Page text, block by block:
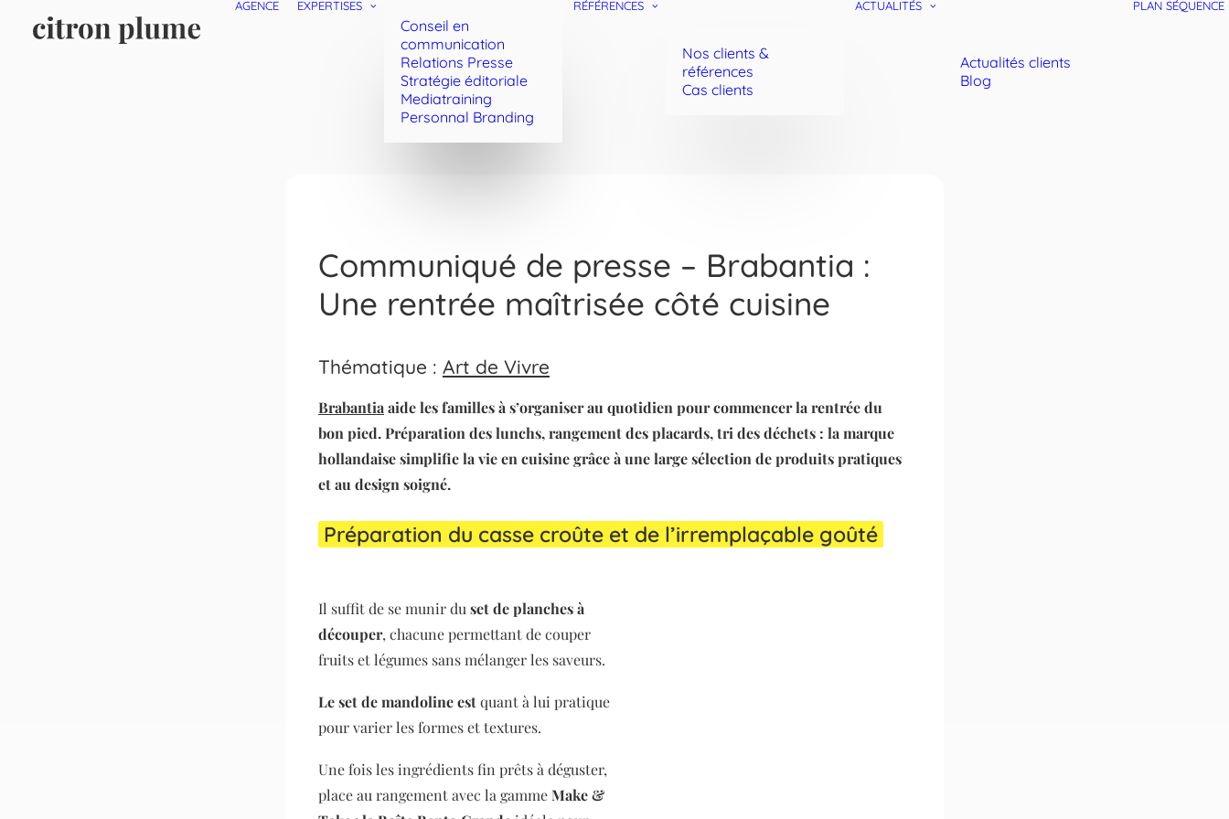
AGENCE EXPERTISES
Conseil en
communication
Relations Presse
Stratégie éditoriale
Mediatraining
Personnal Branding
RÉFÉRENCES
Nos clients &
références
Cas clients
ACTUALITÉS
Actualités clients
Blog
PLAN SÉQUENCE
Communiqué de presse – Brabantia :
Une rentrée maîtrisée côté cuisine
Thématique : Art de Vivre
Brabantiaaide les familles à s’organiser au quotidien pour commencer la rentrée du
bon pied. Préparation des lunchs, rangement des placards, tri des déchets : la marque
hollandaise simplifie la vie en cuisine grâce à une large sélection de produits pratiques
et au design soigné.
Préparation du casse croûte et de l’irremplaçable goûté
Il suffit de se munir du set de planches à
découper, chacune permettant de couper
fruits et légumes sans mélanger les saveurs.
Le set demandoline estquant à lui pratique
pour varier les formes et textures.
Une fois les ingrédients fin prêts à déguster,
place au rangement avec la gammeMake &